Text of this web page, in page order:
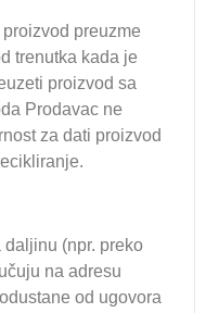
preuzme
trenutka kada je
proizvod sa
Prodavac ne
za dati proizvod
(npr. preko
na adresu
od ugovora